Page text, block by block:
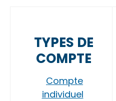
TYPES DE
COMPTE
Compte
individuel